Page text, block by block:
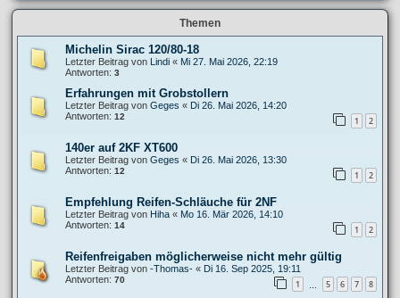
Themen
Michelin Sirac 120/80-18
Letzter Beitrag von Lindi « Mi 27. Mai 2026, 22:19
Antworten: 3
Erfahrungen mit Grobstollern
Letzter Beitrag von Geges « Di 26. Mai 2026, 14:20
Antworten: 12 1 2
140er auf 2KF XT600
Letzter Beitrag von Geges « Di 26. Mai 2026, 13:30
Antworten: 12 1 2
Empfehlung Reifen-Schläuche für 2NF
Letzter Beitrag von Hiha « Mo 16. Mär 2026, 14:10
Antworten: 14 1 2
Reifenfreigaben möglicherweise nicht mehr gültig
Letzter Beitrag von -Thomas- « Di 16. Sep 2025, 19:11
Antworten: 70 1 5 6 7 8